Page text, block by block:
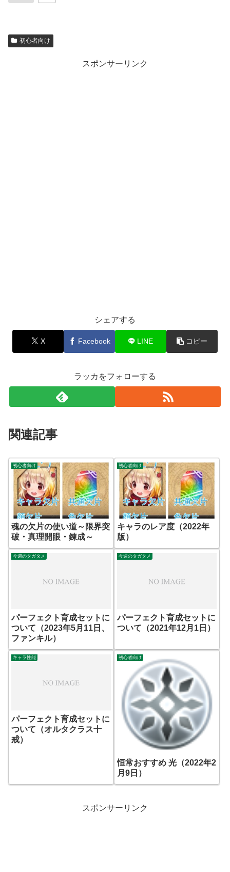
初心者向け
スポンサーリンク
シェアする
X Facebook LINE コピー
ラッカをフォローする
関連記事
初心者向け
魂の欠片の使い道～限界突
破・真理開眼・錬成～
初心者向け
キャラのレア度（2022年
版）
今週のタガタメ
パーフェクト育成セットに
ついて（2023年5月11日、
ファンキル）
今週のタガタメ
パーフェクト育成セットに
ついて（2021年12月1日）
キャラ性能
パーフェクト育成セットに
ついて（オルタクラス十
戒）
初心者向け
恒常おすすめ 光（2022年2
月9日）
スポンサーリンク